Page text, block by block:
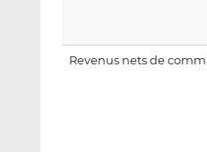
Revenus nets de